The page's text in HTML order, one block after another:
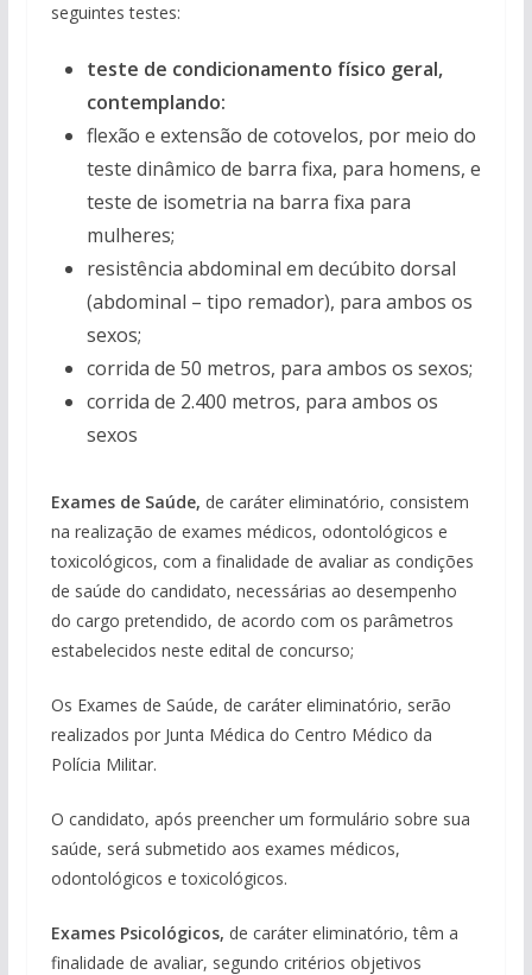
seguintes testes:
teste de condicionamento físico geral,
contemplando:
flexão e extensão de cotovelos, por meio do
teste dinâmico de barra fixa, para homens, e
teste de isometria na barra fixa para
mulheres;
resistência abdominal em decúbito dorsal
(abdominal – tipo remador), para ambos os
sexos;
corrida de 50 metros, para ambos os sexos;
corrida de 2.400 metros, para ambos os
sexos
Exames de Saúde, de caráter eliminatório, consistem
na realização de exames médicos, odontológicos e
toxicológicos, com a finalidade de avaliar as condições
de saúde do candidato, necessárias ao desempenho
do cargo pretendido, de acordo com os parâmetros
estabelecidos neste edital de concurso;
Os Exames de Saúde, de caráter eliminatório, serão
realizados por Junta Médica do Centro Médico da
Polícia Militar.
O candidato, após preencher um formulário sobre sua
saúde, será submetido aos exames médicos,
odontológicos e toxicológicos.
Exames Psicológicos, de caráter eliminatório, têm a
finalidade de avaliar, segundo critérios objetivos